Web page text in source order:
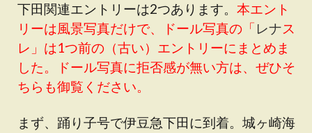
下田関連エントリーは2つあります。 本エント
リーは風景写真だけで、ドール写真の「 レナス
レ」は1つ前の（古い）エントリーにまとめま
した。ドール写真に拒否感が無い方は、ぜひそ
ちらも御覧ください。
まず、踊り子号で伊豆急下田に到着。城ヶ崎海